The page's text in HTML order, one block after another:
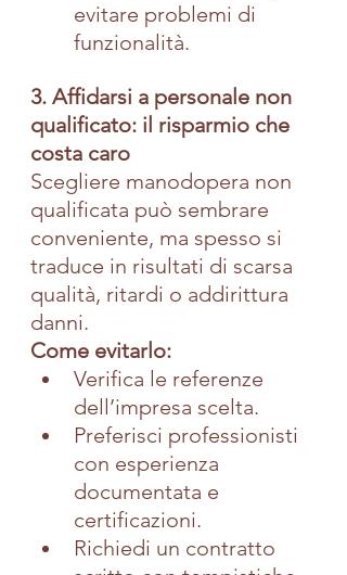
evitare problemi di
funzionalità.
3. Affidarsi a personale non
qualificato: il risparmio che
costa caro
Scegliere manodopera non
qualificata può sembrare
conveniente, ma spesso si
traduce in risultati di scarsa
qualità, ritardi o addirittura
danni.
Come evitarlo:
Verifica le referenze
dell’impresa scelta.
Preferisci professionisti
con esperienza
documentata e
certificazioni.
Richiedi un contratto